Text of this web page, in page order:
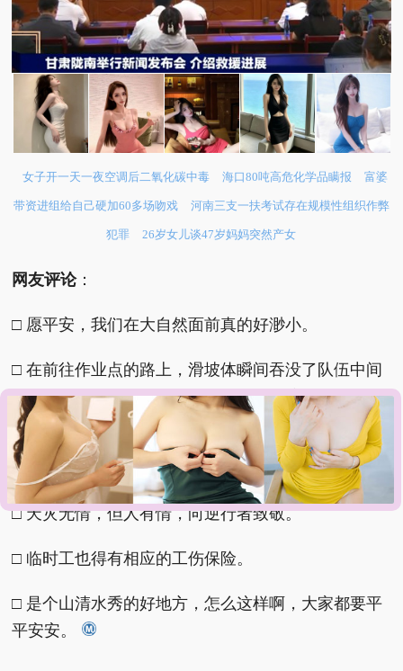
女子开一天一夜空调后二氧化碳中毒 海口80吨高危化学品瞒报 富婆
带资进组给自己硬加60多场吻戏 河南三支一扶考试存在规模性组织作弊
犯罪 26岁女儿谈47岁妈妈突然产女
网友评论：
□ 愿平安，我们在大自然面前真的好渺小。
□ 在前往作业点的路上，滑坡体瞬间吞没了队伍中间
的人，那种无力感，透过屏幕都能让人窒息。
□ 他们不是冷冰冰的数字，而是一个个有着具体面孔
的父亲、丈夫或儿子。
□ 天灾无情，但人有情，向逆行者致敬。
□ 临时工也得有相应的工伤保险。
□ 是个山清水秀的好地方，怎么这样啊，大家都要平
平安安。